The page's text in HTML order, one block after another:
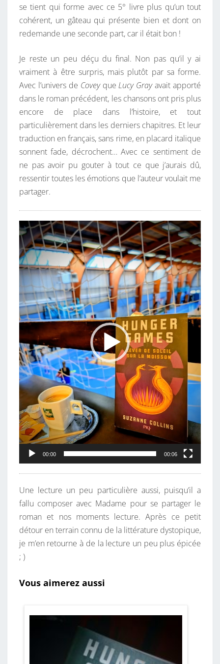
se tient qui forme avec ce 5° livre plus qu’un tout
cohérent, un gâteau qui présente bien et dont on
redemande une seconde part, car il était bon !
Je reste un peu déçu du final. Non pas qu’il y ai
vraiment à être surpris, mais plutôt par sa forme.
Avec l’univers de CoveyqueLucy Grayavait apporté
dans le roman précédent, les chansons ont pris plus
encore de place dans l’histoire, et tout
particulièrement dans les derniers chapitres. Et leur
traduction en français, sans rime, en placard italique
sonnent fade, décrochent… Avec ce sentiment de
ne pas avoir pu gouter à tout ce que j’aurais dû,
ressentir toutes les émotions que l’auteur voulait me
partager.
Lecteur
vidéo
00:00 00:06
Une lecture un peu particulière aussi, puisqu’il a
fallu composer avec Madame pour se partager le
roman et nos moments lecture. Après ce petit
détour en terrain connu de la littérature dystopique,
je m’en retourne à de la lecture un peu plus épicée
; )
Vous aimerez aussi